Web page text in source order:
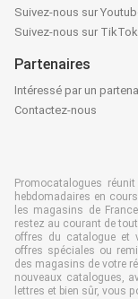
Suivez-nous sur
Suivez-nous sur TikTok
Partenaires
Intéressé par un
Contactez-nous
Promocatalogues
hebdomadaires en
les magasins de
restez au courant de
offres du catalogue et
offres spéciales ou
des magasins de votre
nouveaux catalogues,
lettres et bien sûr, vous